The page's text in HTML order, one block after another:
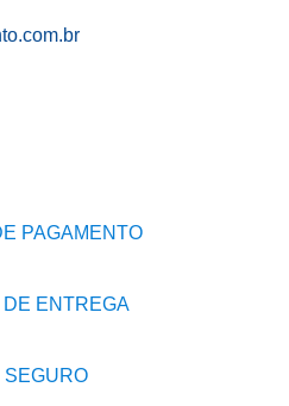
PAGAMENTO
DE ENTREGA
SEGURO